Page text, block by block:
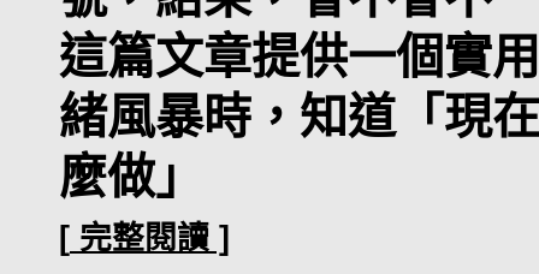
這篇文章提供一個實
緒風暴時，知道「現
麼做」
[ 完整閱讀 ]